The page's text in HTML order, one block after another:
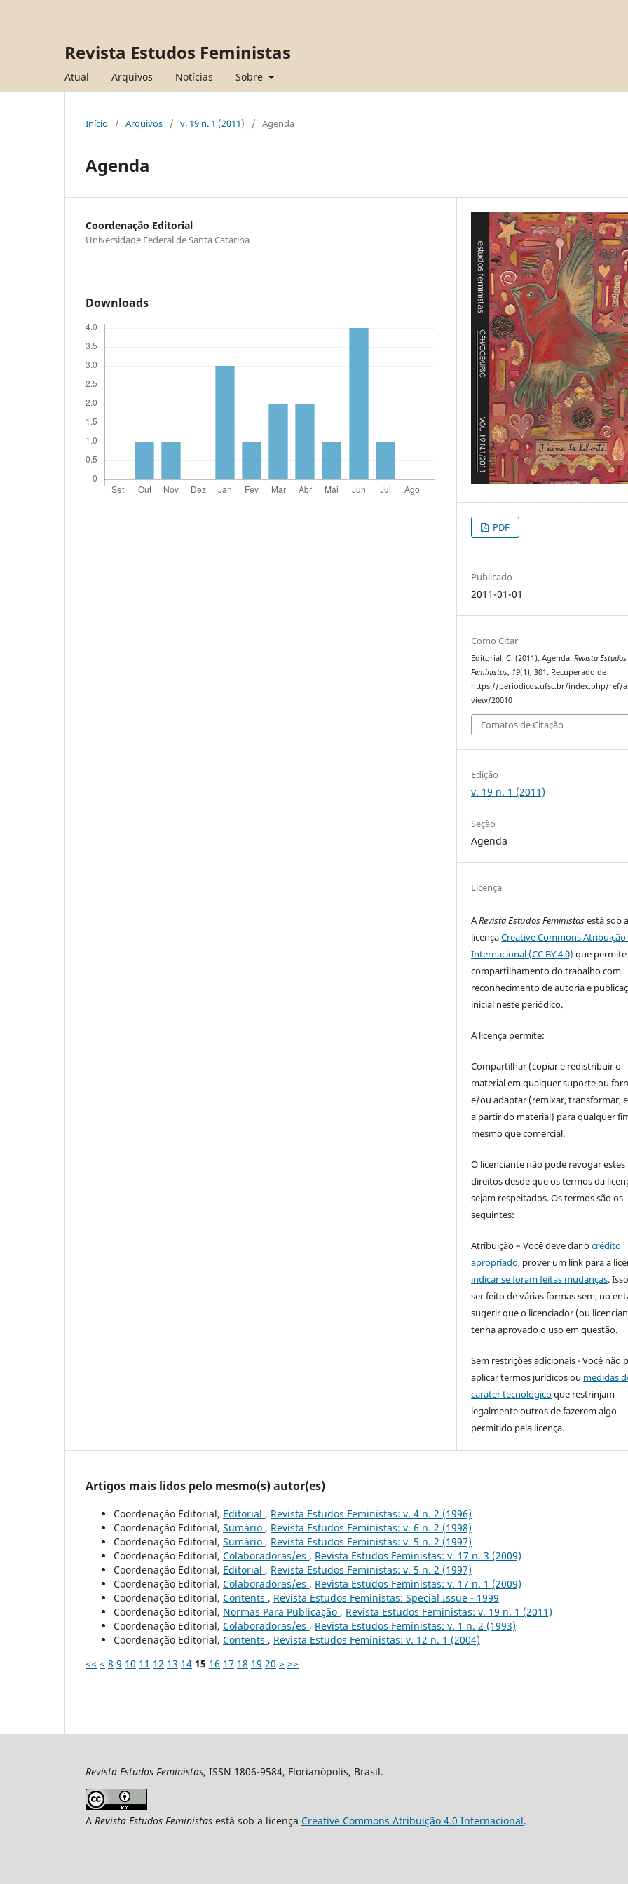
Revista Estudos Feministas
Atual Arquivos Notícias Sobre
Início / Arquivos / v. 19 n. 1 (2011) / Agenda
Agenda
Coordenação Editorial
Universidade Federal de Santa Catarina
Downloads
PDF
Publicado
2011-01-01
Como Citar
Editorial, C. (2011). Agenda.Revista Estudos
Feministas, 19(1), 301. Recuperado de
https://periodicos.ufsc.br/index.php/ref/
view/20010
Fomatos de Citação
Edição
v. 19 n. 1 (2011)
Seção
Agenda
Licença
ARevista Estudos Feministasestá sob a
licençaCreative Commons Atribuição
Internacional (CC BY 4.0) que
compartilhamento do trabalho com
reconhecimento de autoria e
inicial neste periódico.
A licença permite:
Compartilhar (copiar e redistribuir o
material em qualquer suporte ou
e/ou adaptar (remixar, transformar,
a partir do material) para qualquer
mesmo que comercial.
O licenciante não pode revogar estes
direitos desde que os termos da
sejam respeitados. Os termos são os
seguintes:
Atribuição – Você deve dar ocrédito
apropriado, prover um link para a
indicar se foram feitas mudanças.
ser feito de várias formas sem, no
sugerir que o licenciador (ou
tenha aprovado o uso em questão.
Sem restrições adicionais - Você não
aplicar termos jurídicos ou medidas
caráter tecnológicoque restrinjam
legalmente outros de fazerem algo
permitido pela licença.
Artigos mais lidos pelo mesmo(s) autor(es)
Coordenação Editorial, Editorial , Revista Estudos Feministas: v. 4 n. 2 (1996)
Coordenação Editorial, Sumário , Revista Estudos Feministas: v. 6 n. 2 (1998)
Coordenação Editorial, Sumário , Revista Estudos Feministas: v. 5 n. 2 (1997)
Coordenação Editorial, Colaboradoras/es , Revista Estudos Feministas: v. 17 n. 3 (2009)
Coordenação Editorial, Editorial , Revista Estudos Feministas: v. 5 n. 2 (1997)
Coordenação Editorial, Colaboradoras/es , Revista Estudos Feministas: v. 17 n. 1 (2009)
Coordenação Editorial, Contents , Revista Estudos Feministas: Special Issue - 1999
Coordenação Editorial, Normas Para Publicação , Revista Estudos Feministas: v. 19 n. 1 (2011)
Coordenação Editorial, Colaboradoras/es , Revista Estudos Feministas: v. 1 n. 2 (1993)
Coordenação Editorial, Contents , Revista Estudos Feministas: v. 12 n. 1 (2004)
<< < 8 9 10 11 12 13 14 15 16 17 18 19 20 > >>
Revista Estudos Feministas, ISSN 1806-9584, Florianópolis, Brasil.
A Revista Estudos Feministas está sob a licença Creative Commons Atribuição 4.0 Internacional.